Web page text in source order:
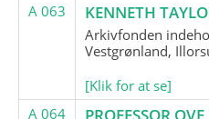
A 063
KENNETH
Arkivfonden
Vestgrønland,
[Klik for at se]
A 064
PROFESSOR